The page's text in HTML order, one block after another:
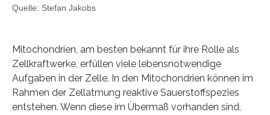
Quelle: Stefan Jakobs
Mitochondrien, am besten bekannt für ihre Rolle als
Zellkraftwerke, erfüllen viele lebensnotwendige
Aufgaben in der Zelle. In den Mitochondrien können im
Rahmen der Zellatmung reaktive Sauerstoffspezies
entstehen. Wenn diese im Übermaß vorhanden sind,